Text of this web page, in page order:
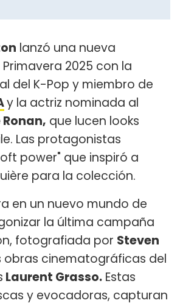
lanzó una nueva
2025 con la
del K-Pop y miembro de
y la actriz nominada al
que lucen looks
Las protagonistas
power" que inspiró a
para la colección.
en un nuevo mundo de
la última campaña
fotografiada por Steven
obras cinematográficas del
Laurent Grasso. Estas
y evocadoras, capturan